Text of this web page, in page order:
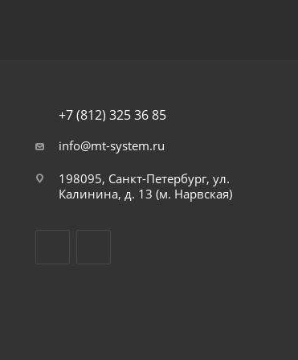
+7 (812) 325 36 85
info@mt-system.ru
198095, Санкт-Петербург, ул.
Калинина, д. 13 (м. Нарвская)